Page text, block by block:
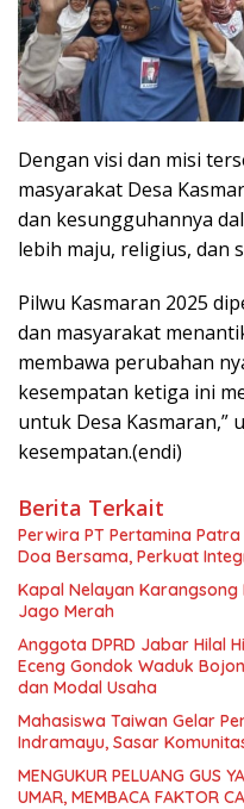
Dengan visi dan misi
masyarakat Desa
dan kesungguhannya
lebih maju, religius, dan
Pilwu Kasmaran 2025
dan masyarakat
membawa perubahan
kesempatan ketiga ini
untuk Desa Kasmaran,”
kesempatan.(endi)
Berita Terkait
Perwira PT Pertamina
Doa Bersama, Perkuat
Kapal Nelayan
Jago Merah
Anggota DPRD Jabar Hilal
Eceng Gondok Waduk
dan Modal Usaha
Mahasiswa Taiwan Gelar
Indramayu, Sasar
MENGUKUR PELUANG GUS
UMAR, MEMBACA FAKTOR